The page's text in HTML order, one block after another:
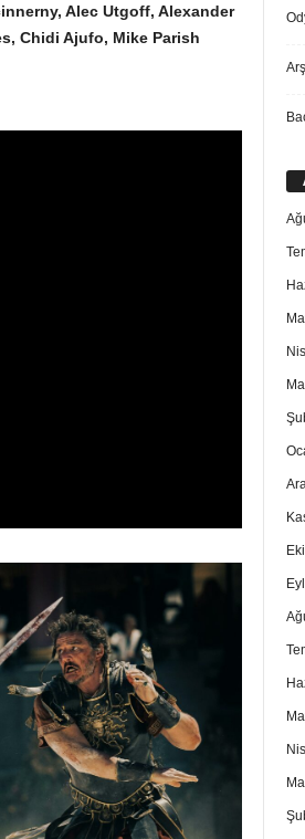
Alec Utgoff, Alexander
Chidi Ajufo, Mike Parish